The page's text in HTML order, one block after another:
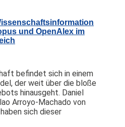
und OpenAlex im
befindet sich in einem
der weit über die bloße
hinausgeht. Daniel
Arroyo-Machado von
sich dieser